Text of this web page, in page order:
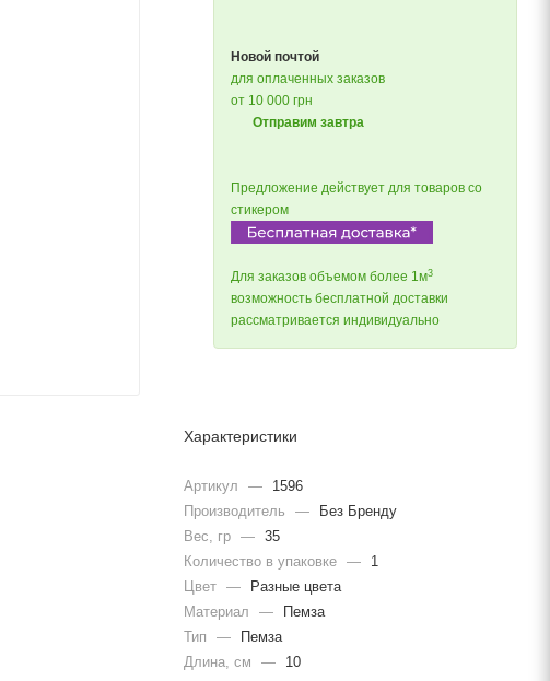
Новой почтой
для оплаченных заказов
от 10 000 грн
Отправим завтра
Предложение действует для товаров со
стикером
Для заказов объемом более 1м3
возможность бесплатной доставки
рассматривается индивидуально
Характеристики
Артикул —
1596
Производитель
—
Без Бренду
Вес, гр — 35
Количество в упаковке —
1
Цвет —
Разные цвета
Материал
—
Пемза
Тип
—
Пемза
Длина, cм
— 10